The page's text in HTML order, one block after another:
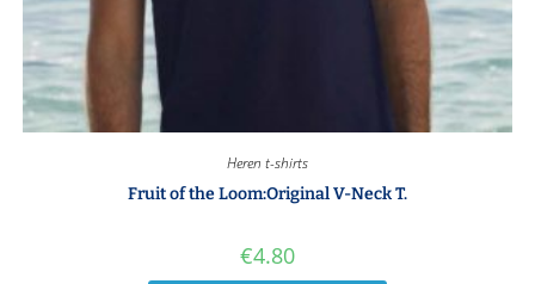
Heren t-shirts
Fruit of the Loom:Original V-Neck T.
€4.80